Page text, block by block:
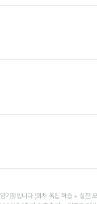
기장입니다 (회차 독립 학습 + 실